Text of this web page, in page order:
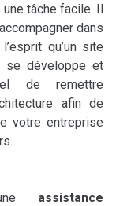
une tâche facile. Il
dans
qu’un site
se développe et
de remettre
afin de
votre entreprise
assistance